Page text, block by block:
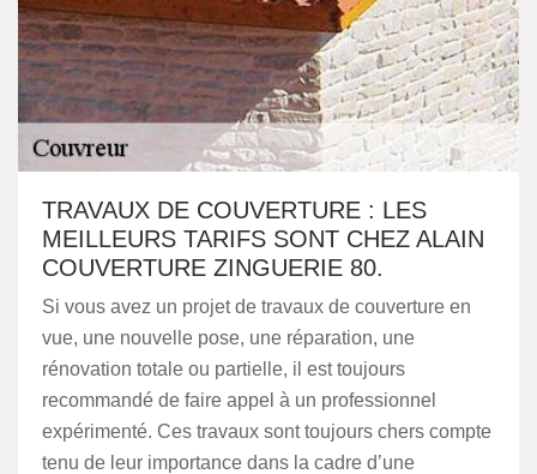
TRAVAUX DE COUVERTURE : LES
MEILLEURS TARIFS SONT CHEZ ALAIN
COUVERTURE ZINGUERIE 80.
Si vous avez un projet de travaux de couverture en
vue, une nouvelle pose, une réparation, une
rénovation totale ou partielle, il est toujours
recommandé de faire appel à un professionnel
expérimenté. Ces travaux sont toujours chers compte
tenu de leur importance dans la cadre d’une